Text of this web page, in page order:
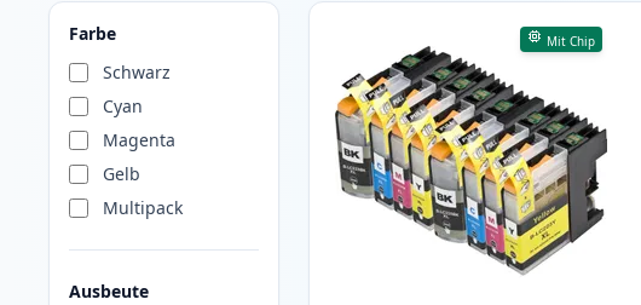
Farbe
Schwarz
Cyan
Magenta
Gelb
Multipack
Ausbeute
Produkte
Mit Chip